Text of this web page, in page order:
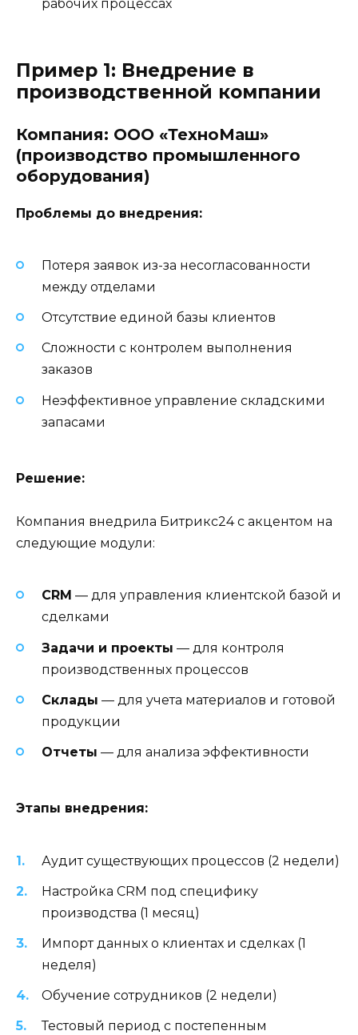
рабочих процессах
Пример 1: Внедрение в
производственной компании
Компания: ООО «ТехноМаш»
(производство промышленного
оборудования)
Проблемы до внедрения:
Потеря заявок из-за несогласованности
между отделами
Отсутствие единой базы клиентов
Сложности с контролем выполнения
заказов
Неэффективное управление складскими
запасами
Решение:
Компания внедрила Битрикс24 с акцентом на
следующие модули:
CRM — для управления клиентской базой и
сделками
Задачи и проекты — для контроля
производственных процессов
Склады — для учета материалов и готовой
продукции
Отчеты — для анализа эффективности
Этапы внедрения:
Аудит существующих процессов (2 недели)
Настройка CRM под специфику
производства (1 месяц)
Импорт данных о клиентах и сделках (1
неделя)
Обучение сотрудников (2 недели)
Тестовый период с постепенным